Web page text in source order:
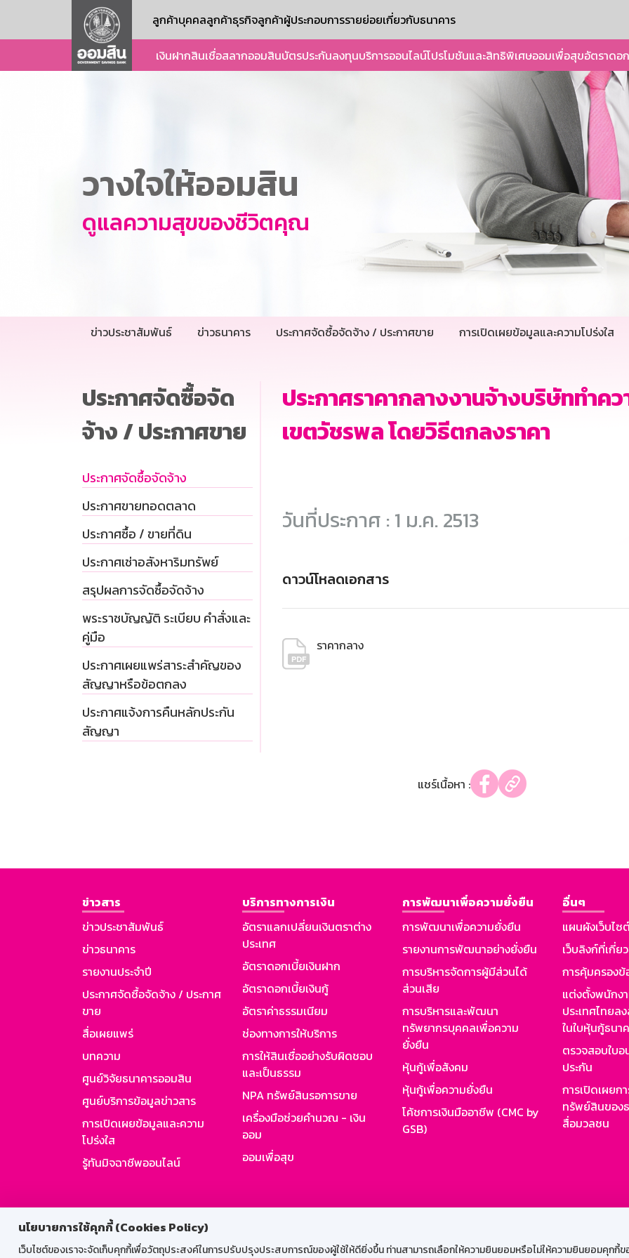
นโยบายการใช้คุกกี้ (Cookies Policy)
เว็บไซต์ของเราจะจัดเก็บคุกกี้เพื่อวัตถุประสงค์ในการปรับปรุงประสบการณ์ของผู้ใช้ให้ดียิ่งขึ้น ท่านสามารถเลือกให้ความยินยอมหรือไม่ให้ความยินยอมคุกกี้ข
ลูกค้าบุคคลลูกค้าธุรกิจลูกค้าผู้ประกอบการรายย่อยเกี่ยวกับธนาคาร
เงินฝากสินเชื่อสลากออมสินบัตรประกันลงทุนบริการออนไลน์โปรโมชันและสิทธิพิเศษออมเพื่อสุขอัตราดอ
วางใจให้ออมสิน
ดูแลความสุขของชีวิตคุณ
ข่าวประชาสัมพันธ์ ข่าวธนาคาร ประกาศจัดซื้อจัดจ้าง / ประกาศขาย การเปิดเผยข้อมูลและความโปร่งใส
ประกาศจัดซื้อจัด
จ้าง / ประกาศขาย
ประกาศจัดซื้อจัดจ้าง
ประกาศขายทอดตลาด
ประกาศซื้อ / ขายที่ดิน
ประกาศเช่าอสังหาริมทรัพย์
สรุปผลการจัดซื้อจัดจ้าง
พระราชบัญญัติ ระเบียบ คำสั่งและ
คู่มือ
ประกาศเผยแพร่สาระสำคัญของ
สัญญาหรือข้อตกลง
ประกาศแจ้งการคืนหลักประกัน
สัญญา
ประกาศราคากลางงานจ้างบริษัททำค
เขตวัชรพล โดยวิธีตกลงราคา
วันที่ประกาศ : 1 ม.ค. 2513
ดาวน์โหลดเอกสาร
ราคากลาง
แชร์เนื้อหา :
ข่าวสาร
ข่าวประชาสัมพันธ์
ข่าวธนาคาร
รายงานประจำปี
ประกาศจัดซื้อจัดจ้าง / ประกาศ
ขาย
สื่อเผยแพร่
บทความ
ศูนย์วิจัยธนาคารออมสิน
ศูนย์บริการข้อมูลข่าวสาร
การเปิดเผยข้อมูลและความ
โปร่งใส
รู้ทันมิจฉาชีพออนไลน์
บริการทางการเงิน
อัตราแลกเปลี่ยนเงินตราต่าง
ประเทศ
อัตราดอกเบี้ยเงินฝาก
อัตราดอกเบี้ยเงินกู้
อัตราค่าธรรมเนียม
ช่องทางการให้บริการ
การให้สินเชื่ออย่างรับผิดชอบ
และเป็นธรรม
NPA ทรัพย์สินรอการขาย
เครื่องมือช่วยคำนวณ - เงิน
ออม
ออมเพื่อสุข
การพัฒนาเพื่อความยั่งยืน
การพัฒนาเพื่อความยั่งยืน
รายงานการพัฒนาอย่างยั่งยืน
การบริหารจัดการผู้มีส่วนได้
ส่วนเสีย
การบริหารและพัฒนา
ทรัพยากรบุคคลเพื่อความ
ยั่งยืน
หุ้นกู้เพื่อสังคม
หุ้นกู้เพื่อความยั่งยืน
โค้ชการเงินมืออาชีพ (CMC by
GSB)
อื่นๆ
แผนผังเว็บไซ
เว็บลิงก์ที่เกี่ย
การคุ้มครอง
แต่งตั้งพนักง
ประเทศไทยล
ในใบหุ้นกู้ธนา
ตรวจสอบใบ
ประกัน
การเปิดเผยก
ทรัพย์สินของ
สื่อมวลชน